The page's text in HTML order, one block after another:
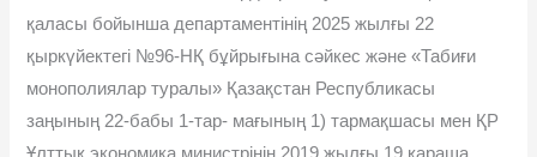
қаласы бойынша департаментінің 2025 жылғы 22
қыркүйектегі №96-НҚ бұйрығына сəйкес жəне «Табиғи
монопо­лиялар туралы» Қазақстан Республикасы
заңының 22-бабы 1-тар- мағының 1) тармақшасы мен ҚР
Ұлттық экономика министрінің 2019 жылғы 19 қараша